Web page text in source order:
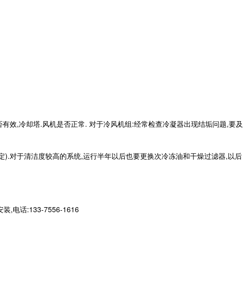
效,冷却塔.风机是否正常. 对于冷风机组:经常检查冷凝器出现结垢问题,要及
对于清洁度较高的系统,运行半年以后也要更换次冷冻油和干燥过滤器,以后
装,电话:133-7556-1616